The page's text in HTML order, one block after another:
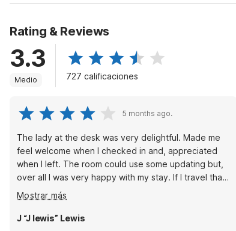
Rating & Reviews
3.3
Medio 727 calificaciones
5 months ago.
The lady at the desk was very delightful. Made me
feel welcome when I checked in and, appreciated
when I left. The room could use some updating but,
over all I was very happy with my stay. If I travel that
way again will use this spot again
Mostrar más
J “J lewis” Lewis